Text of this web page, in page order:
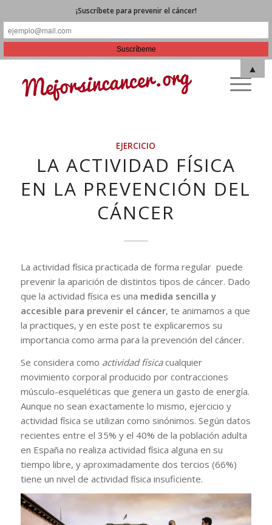
EJERCICIO
LA ACTIVIDAD FÍSICA
EN LA PREVENCIÓN DEL
CÁNCER
La actividad física practicada de forma regular puede
prevenir la aparición de distintos tipos de cáncer. Dado
que la actividad física es una medida sencilla y
accesible para prevenir el cáncer, te animamos a que
la practiques, y en este post te explicaremos su
importancia como arma para la prevención del cáncer.
Se considera como actividad físicacualquier
movimiento corporal producido por contracciones
músculo-esqueléticas que genera un gasto de energía.
Aunque no sean exactamente lo mismo, ejercicio y
actividad física se utilizan como sinónimos. Según datos
recientes entre el 35% y el 40% de la población adulta
en España no realiza actividad física alguna en su
tiempo libre, y aproximadamente dos tercios (66%)
tiene un nivel de actividad física insuficiente.
¡Suscríbete para prevenir el cáncer!
▲